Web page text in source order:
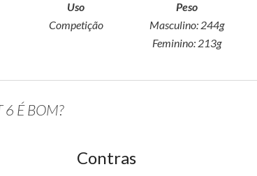
Uso
Competição
Peso
Masculino: 244g
Feminino: 213g
6 É BOM?
Contras